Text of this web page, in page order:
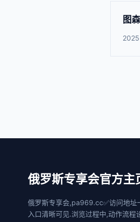
图
俄罗斯专享会官方主
俄罗斯专享会,pa969.cc✅访问地址
入口清晰可见.浏览过程中,动作流程